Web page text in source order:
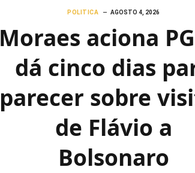
POLITICA AGOSTO 4, 2026
Moraes aciona
dá cinco dias
parecer sobre
de Flávio a
Bolsonaro